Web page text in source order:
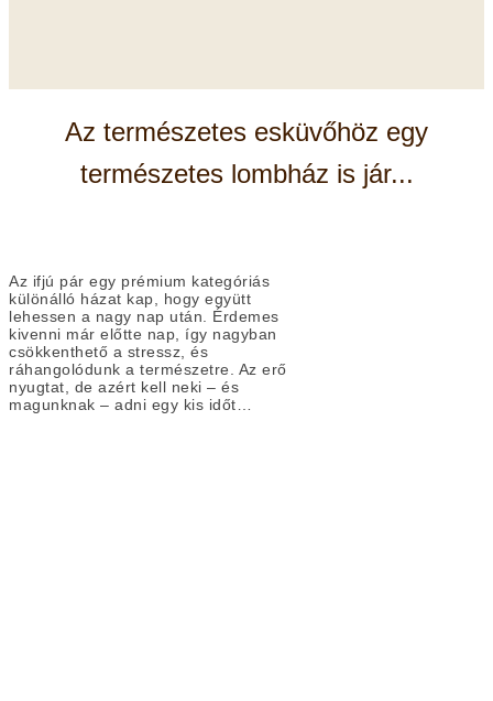
Az természetes esküvőhöz egy
természetes lombház is jár...
Az ifjú pár egy prémium kategóriás
különálló házat kap, hogy együtt
lehessen a nagy nap után. Érdemes
kivenni már előtte nap, így nagyban
csökkenthető a stressz, és
ráhangolódunk a természetre. Az erő
nyugtat, de azért kell neki – és
magunknak – adni egy kis időt…